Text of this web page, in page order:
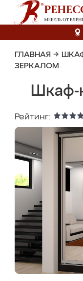
ГЛАВНАЯ →
ЗЕРКАЛОМ
Шкаф-
Рейтинг: